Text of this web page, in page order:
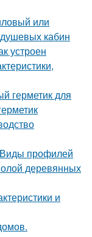
или
кабин
устроен
герметик для
профилей
деревянных
и